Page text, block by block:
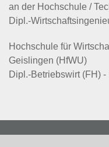
an der Hochschule /
Dipl.-
Hochschule für
Geislingen (HfWU)
Dipl.-Betriebswirt (FH)